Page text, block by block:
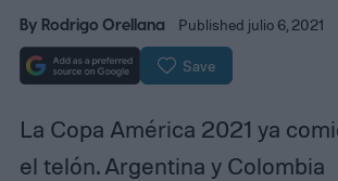
By Rodrigo Orellana Published julio 6, 2021
Save
La Copa América 2021 ya
el telón. Argentina y Colombia